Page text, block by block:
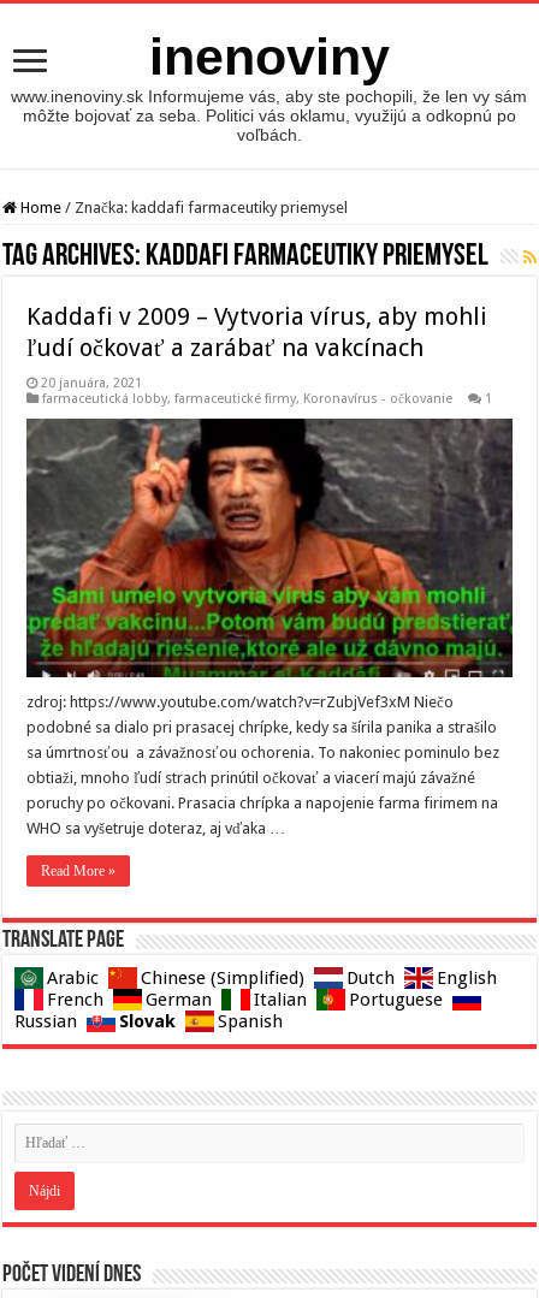
inenoviny
www.inenoviny.sk Informujeme vás, aby ste pochopili, že len vy sám
môžte bojovať za seba. Politici vás oklamu, využijú a odkopnú po
voľbách.
Home / Značka: kaddafi farmaceutiky priemysel
Tag Archives: kaddafi farmaceutiky priemysel
Kaddafi v 2009 – Vytvoria vírus, aby mohli
ľudí očkovať a zarábať na vakcínach
20 januára, 2021
farmaceutická lobby,farmaceutické firmy, Koronavírus - očkovanie 1
zdroj: https://www.youtube.com/watch?v=rZubjVef3xM Niečo
podobné sa dialo pri prasacej chrípke, kedy sa šírila panika a strašilo
sa úmrtnosťou a závažnosťou ochorenia. To nakoniec pominulo bez
obtiaži, mnoho ľudí strach prinútil očkovať a viacerí majú závažné
poruchy po očkovani. Prasacia chrípka a napojenie farma firimem na
WHO sa vyšetruje doteraz, aj vďaka …
Read More »
Translate page
Arabic Chinese (Simplified) Dutch
English
French
German Italian
Portuguese
Russian
Slovak Spanish
Počet videní dnes